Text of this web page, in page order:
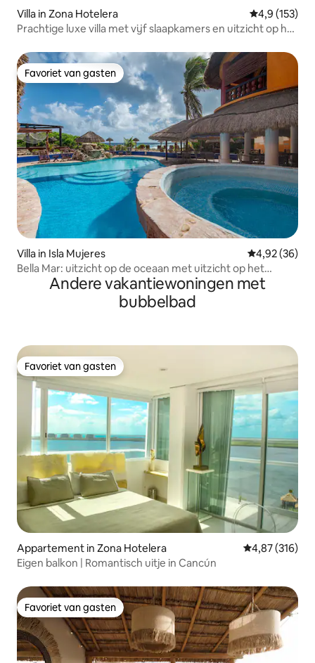
Villa in Zona Hotelera Gemiddelde
4,9 (153)
Prachtige luxe villa met vijf slaapkamers en uitzicht op het
Favoriet van gasten
Favoriet van gasten
Villa in Isla Mujeres Gemiddelde
4,92 (36)
Bella Mar: uitzicht op de oceaan met uitzicht op het
zwembadAndere vakantiewoningen met
bubbelbad
Favoriet van gasten
Favoriet van gasten
Appartement in Zona Hotelera Gemiddelde
4,87 (316)
Eigen balkon | Romantisch uitje in Cancún
Favoriet van gasten
Favoriet van gasten